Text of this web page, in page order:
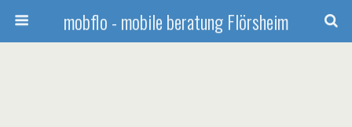
mobflo - mobile beratung Flörsheim